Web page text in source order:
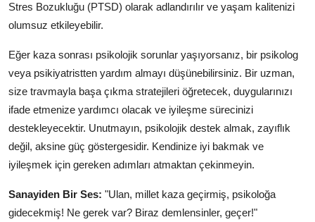
Stres Bozukluğu (PTSD) olarak adlandırılır ve yaşam kalitenizi
olumsuz etkileyebilir.
Eğer kaza sonrası psikolojik sorunlar yaşıyorsanız, bir psikolog
veya psikiyatristten yardım almayı düşünebilirsiniz. Bir uzman,
size travmayla başa çıkma stratejileri öğretecek, duygularınızı
ifade etmenize yardımcı olacak ve iyileşme sürecinizi
destekleyecektir. Unutmayın, psikolojik destek almak, zayıflık
değil, aksine güç göstergesidir. Kendinize iyi bakmak ve
iyileşmek için gereken adımları atmaktan çekinmeyin.
Sanayiden Bir Ses: "Ulan, millet kaza geçirmiş, psikoloğa
gidecekmiş! Ne gerek var? Biraz demlensinler, geçer!"